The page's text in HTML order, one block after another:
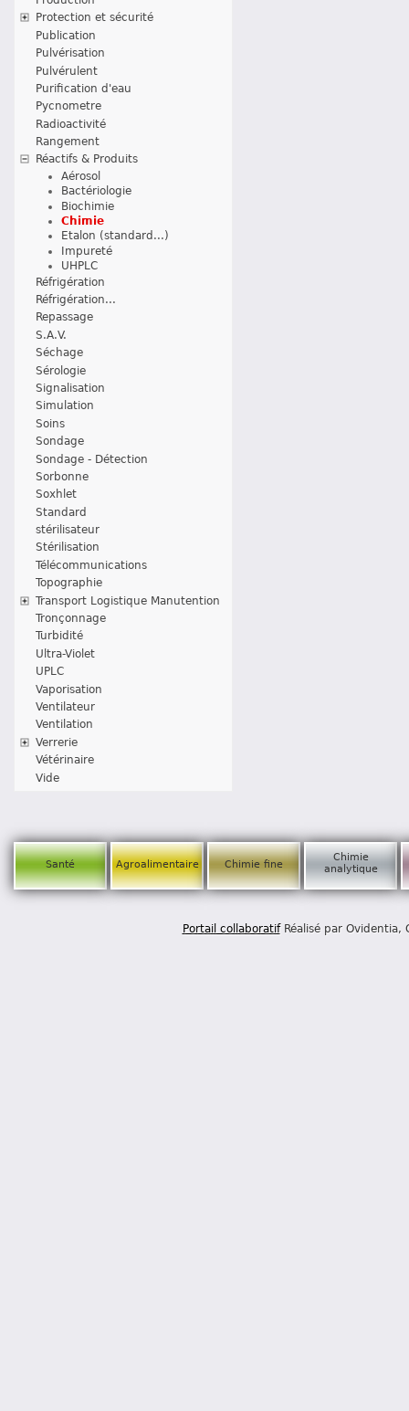
Protection et sécurité
Publication
Pulvérisation
Pulvérulent
Purification d'eau
Pycnometre
Radioactivité
Rangement
Réactifs & Produits
Aérosol
Bactériologie
Biochimie
Chimie
Etalon (standard...)
Impureté
UHPLC
Réfrigération
Réfrigération...
Repassage
S.A.V.
Séchage
Sérologie
Signalisation
Simulation
Soins
Sondage
Sondage - Détection
Sorbonne
Soxhlet
Standard
stérilisateur
Stérilisation
Télécommunications
Topographie
Transport Logistique Manutention
Tronçonnage
Turbidité
Ultra-Violet
UPLC
Vaporisation
Ventilateur
Ventilation
Verrerie
Vétérinaire
Vide
Santé Agroalimentaire Chimie fine
Chimie
analytique
Portail collaboratifRéalisé par Ovidentia,